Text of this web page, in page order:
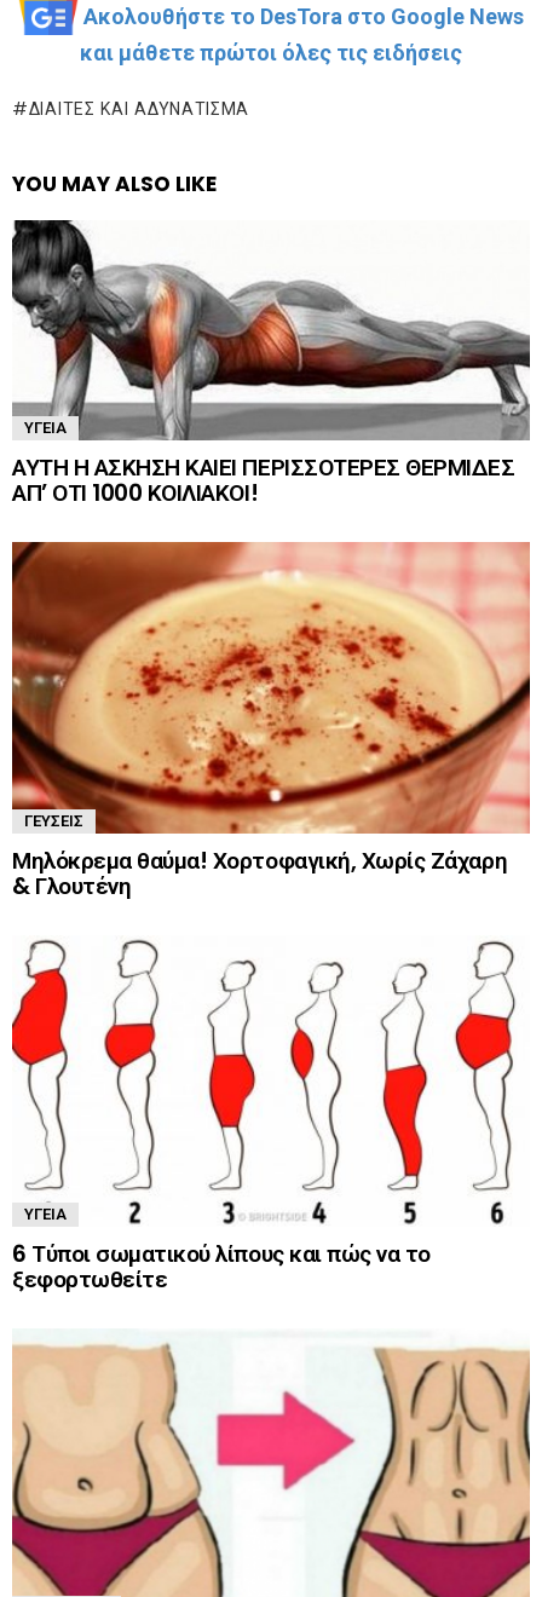
Ακολουθήστε το DesTora στο Google News
και μάθετε πρώτοι όλες τις ειδήσεις
ΔΊΑΙΤΕΣ ΚΑΙ ΑΔΥΝΆΤΙΣΜΑ
YOU MAY ALSO LIKE
ΥΓΕΊΑ
ΑΥΤΗ Η ΑΣΚΗΣΗ ΚΑΙΕΙ ΠΕΡΙΣΣΟΤΕΡΕΣ ΘΕΡΜΙΔΕΣ
ΑΠ’ ΟΤΙ 1000 ΚΟΙΛΙΑΚΟΙ!
ΓΕΎΣΕΙΣ
Μηλόκρεμα θαύμα! Χορτοφαγική, Χωρίς Ζάχαρη
& Γλουτένη
ΥΓΕΊΑ
6 Τύποι σωματικού λίπους και πώς να το
ξεφορτωθείτε